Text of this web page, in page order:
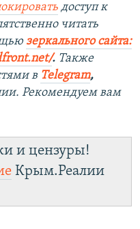
доступ к
читать
зеркального сайта:
. ​ Также
в Telegram,
Рекомендуем вам
и цензуры!
Крым.Реалии